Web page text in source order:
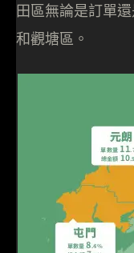
田區無論是訂單
和觀塘區。